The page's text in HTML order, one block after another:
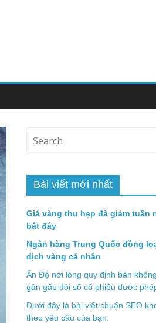
Bài viết mới nhất
Giá vàng thu hẹp đà giảm tuần
bắt đáy
Ngân hàng Trung Quốc đồng
dịch vàng cá nhân
Ấn Độ nới lỏng quy định bán
gần gấp đôi số cổ phiếu được
Dưới đây là bài viết chuẩn SEO
theo yêu cầu của bạn.